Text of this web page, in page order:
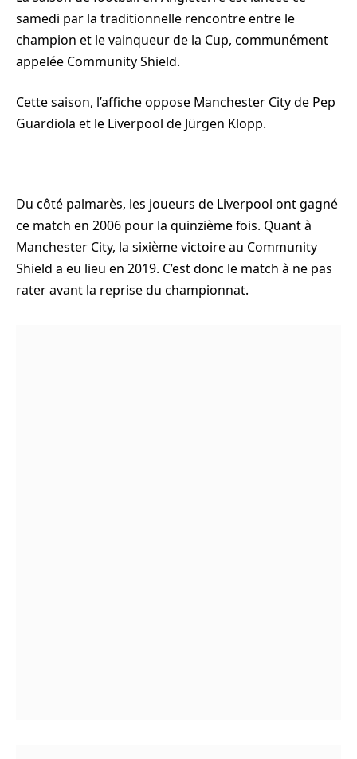
samedi par la traditionnelle rencontre entre le
champion et le vainqueur de la Cup, communément
appelée Community Shield.
Cette saison, l’affiche oppose Manchester City de Pep
Guardiola et le Liverpool de Jürgen Klopp.
Du côté palmarès, les joueurs de Liverpool ont gagné
ce match en 2006 pour la quinzième fois. Quant à
Manchester City, la sixième victoire au Community
Shield a eu lieu en 2019. C’est donc le match à ne pas
rater avant la reprise du championnat.